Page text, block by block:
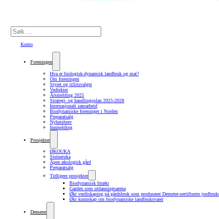
Søk
Konto
Foreningen
Hva er biologisk-dynamisk landbruk og mat?
Om foreningen
Styret og tillitsvalgte
Vedtekter
Årsmelding 2025
Strategi- og handlingsplan 2025-2028
Internasjonalt samarbeid
Biodynamiske foreninger i Norden
Preparatsalg
Nyhetsbrev
Innmelding
Prosjekter
ØKOUKA
Steineruka
Åpen økologisk gård
Preparatsalg
Tidligere prosjekter
Biodynamisk birøkt
Garden som utdanningsarena
Økt verdiskaping på gårdsbruk som produserer Demeter-sertifiserte
Økt kunnskap om biodynamiske landbruksvarer
Demeter